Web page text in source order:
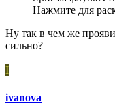
Нажмите для
Ну так в чем же
сильно?
I
ivanova